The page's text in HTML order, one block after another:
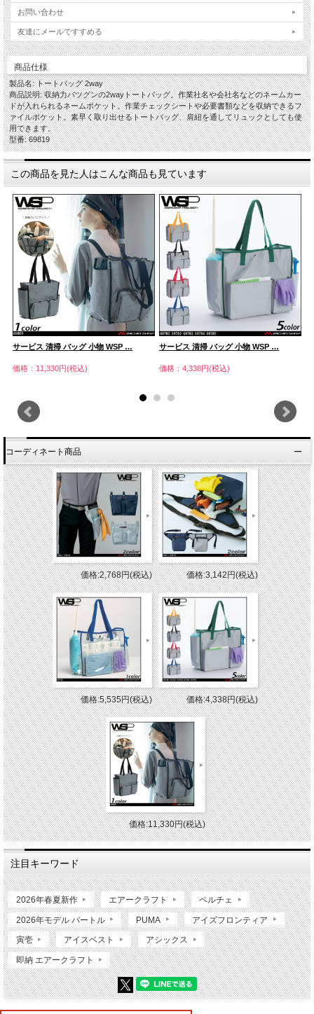
お問い合わせ
友達にメールですすめる
商品仕様
製品名: トートバッグ 2way
商品説明: 収納力バツグンの2wayトートバッグ。作業社名や会社名などのネームカー
ドが入れられるネームポケット。作業チェックシートや必要書類などを収納できるフ
ァイルポケット。素早く取り出せるトートバッグ、肩紐を通してリュックとしても使
用できます。
型番: 69819
この商品を見た人はこんな商品も見ています
サービス 清掃 バッグ 小物 WSP …
価格：11,330円(税込)
サービス 清掃 バッグ 小物 WSP …
価格：4,338円(税込)
コーディネート商品
価格:2,768円(税込) 価格:3,142円(税込)
価格:5,535円(税込) 価格:4,338円(税込)
価格:11,330円(税込)
注目キーワード
2026年春夏新作 エアークラフト ペルチェ
2026年モデル バートル PUMA アイズフロンティア
寅壱 アイスベスト アシックス
即納 エアークラフト